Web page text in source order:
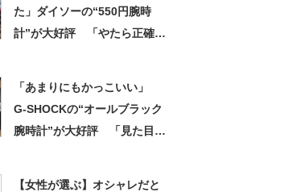
た」ダイソーの“550円腕時
計”が大好評 「やたら正確」
「あまりにもかっこいい」
G-SHOCKの“オールブラック
腕時計”が大好評 「見た目以
【女性が選ぶ】オシャレだと